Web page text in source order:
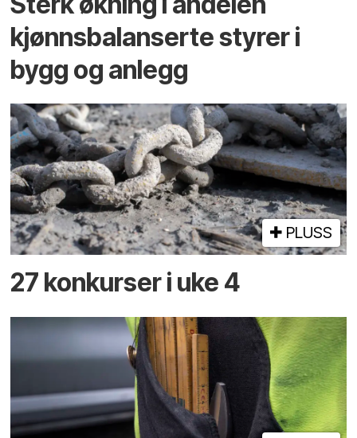
kjønns­balanserte styrer i
bygg og anlegg
PLUSS
27 konkurser i uke 4